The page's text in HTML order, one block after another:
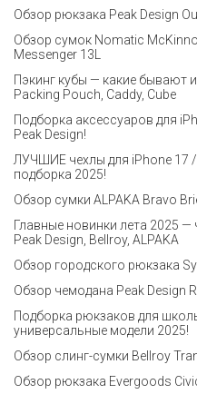
Обзор рюкзака Peak Design
Обзор сумок Nomatic
Messenger 13L
Пэкинг кубы — какие бывают
Packing Pouch, Caddy, Cube
Подборка аксессуаров для
Peak Design!
ЛУЧШИЕ чехлы для iPhone 17
подборка 2025!
Обзор сумки ALPAKA Bravo
Главные новинки лета 2025 —
Peak Design, Bellroy, ALPAKA
Обзор городского рюкзака
Обзор чемодана Peak Design
Подборка рюкзаков для
универсальные модели 2025!
Обзор слинг-сумки Bellroy
Обзор рюкзака Evergoods